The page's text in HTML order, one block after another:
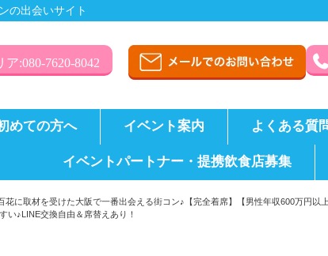
の出会いサイト
:080-7620-8042
めての方へ イベント案内 よくある質
イベントパートナー・提携飲食店募集
に取材を受けた大阪で一番出会える街コン♪【完全着席】【男性年収600万円
い♪LINE交換自由＆席替えあり！